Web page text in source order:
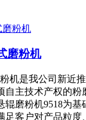
磨粉机
机是我公司新近
自主技术产权的
辊磨粉机9518为
足客户对产品粒